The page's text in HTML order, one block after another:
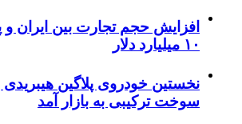
افزایش حجم تجارت بین ایران و
۱۰ میلیارد دلار
نخستین خودروی پلاگین
سوخت ترکیبی به بازار آمد